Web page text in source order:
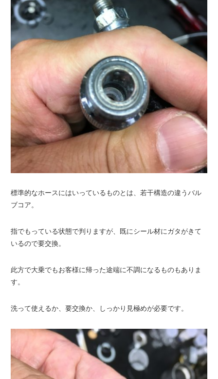
標準的なホースにはいっているものとは、若干構造の違うバル
ブコア。
指でもっている状態で判りますが、既にシール材にガタがきて
いるので要交換。
此方で大乗でもお客様に帰った途端に不調になるものもありま
す。
洗って使えるか、要交換か、しっかり見極めが必要です。